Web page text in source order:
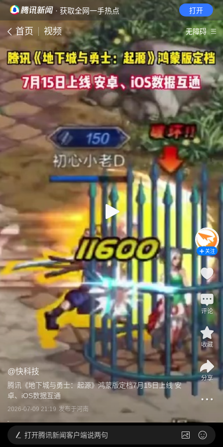
· 获取全网一手热点 打开
首页 视频 无障碍
@快科技
腾讯《地下城与勇士：起源》鸿蒙版定档7月15日上线 安
卓、iOS数据互通
2026-07-09 21:19 发布于河南
关注
评论
收藏
分享
打开腾讯新闻客户端说两句